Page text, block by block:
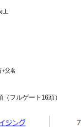
上
+父名
フルゲート16頭）